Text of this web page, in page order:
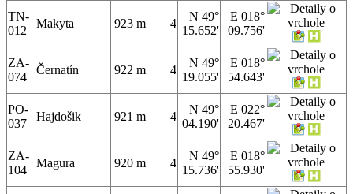
TN-
012
Makyta 923 m 4
N 49°
15.652'
E 018°
09.756'
ZA-
074
Černatín 922 m 4
N 49°
19.055'
E 018°
54.643'
PO-
037
Hajdošik 921 m 4
N 49°
04.190'
E 022°
20.467'
ZA-
104
Magura 920 m 4
N 49°
15.736'
E 018°
55.930'